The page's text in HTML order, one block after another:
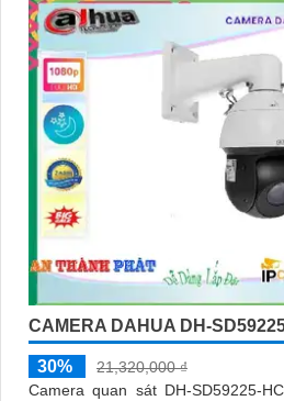
CAMERA DAHUA DH-
30%
21,320,000 ₫
Camera quan sát DH-SD59225-